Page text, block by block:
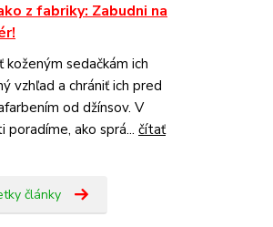
z fabriky: Zabudni na
koženým sedačkám ich
vzhľad a chrániť ich pred
od džínsov. V
poradíme, ako sprá... čítať
články